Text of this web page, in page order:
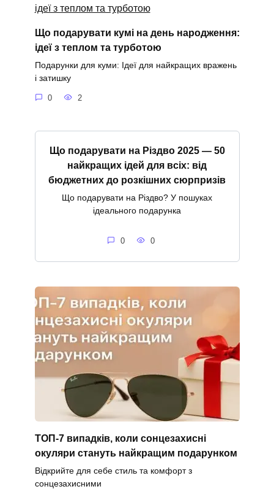
Що подарувати кумі на день народження:
ідеї з теплом та турботою
Подарунки для куми: Ідеї для найкращих вражень
і затишку
0 2
Що подарувати на Різдво 2025 — 50
найкращих ідей для всіх: від
бюджетних до розкішних сюрпризів
Що подарувати на Різдво? У пошуках
ідеального подарунка
0 0
ТОП-7 випадків, коли сонцезахисні
окуляри стануть найкращим подарунком
Відкрийте для себе стиль та комфорт з
сонцезахисними